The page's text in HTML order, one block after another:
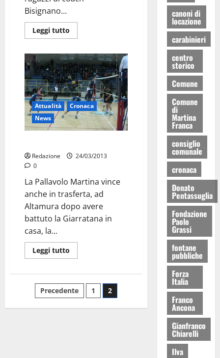
Bisignano...
Leggi tutto
Attualità
Cronaca
News
Redazione
24/03/2013
0
La Pallavolo Martina vince
anche in trasferta, ad
Altamura dopo avere
battuto la Giarratana in
casa, la...
Leggi tutto
Precedente 1 2
canoni di
locazione
carabinieri
centro
storico
Comune
Comune
di
Martina
Franca
consiglio
comunale
cronaca
Donato
Pentassuglia
Fondazione
Paolo
Grassi
fontane
pubbliche
Forza
Italia
Franco
Ancona
Gianfranco
Chiarelli
Ilva